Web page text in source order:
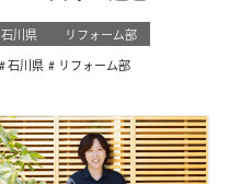
石川県 リフォーム部
石川県 リフォーム部